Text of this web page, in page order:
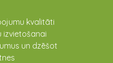
kvalitāti
izvietošanai
un dzēšot